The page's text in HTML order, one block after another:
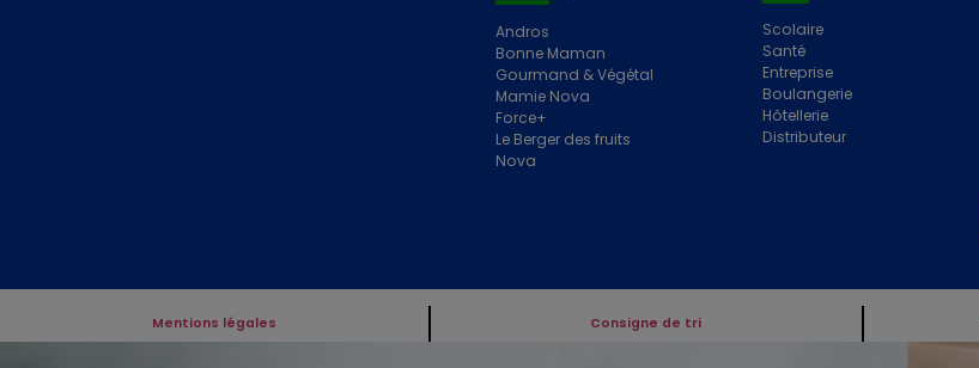
Andros
Bonne Maman
Gourmand & Végétal
Mamie Nova
Force+
Le Berger des fruits
Nova
Scolaire
Santé
Entreprise
Boulangerie
Hôtellerie
Distributeur
Mentions légales Consigne de tri